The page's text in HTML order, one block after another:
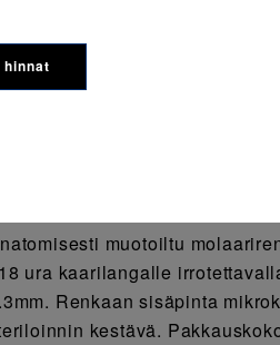
UNITEK
861-952-
alaleuka vasen
muotoiltu
ura kaarilangalle
Renkaan sisäpinta
kestävä.